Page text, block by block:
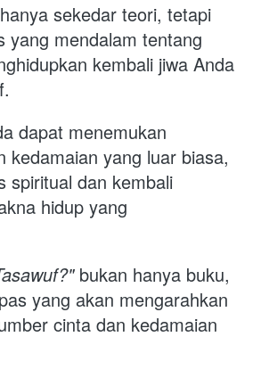
sekedar teori, tetapi
yang mendalam tentang
kembali jiwa Anda
dapat menemukan
kedamaian yang luar biasa,
spiritual dan kembali
hidup yang
bukan hanya buku,
yang akan mengarahkan
cinta dan kedamaian